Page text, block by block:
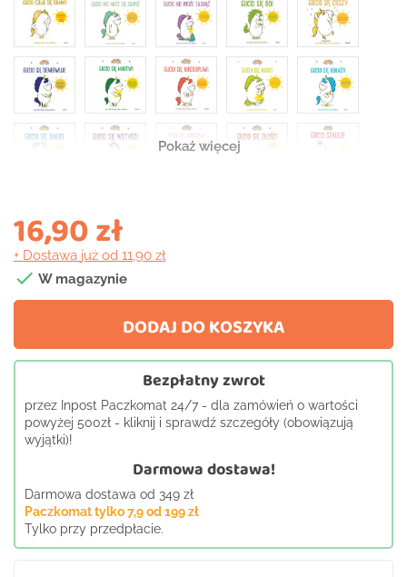
Pokaż więcej
16,90 zł
+ Dostawa już od 11,90 zł
 W magazynie
DODAJ DO KOSZYKA
Bezpłatny zwrot
przez Inpost Paczkomat 24/7 - dla zamówień o wartości
powyżej 500zł - kliknij i sprawdź szczegóły (obowiązują
wyjątki)!
Darmowa dostawa!
Darmowa dostawa od 349 zł
Paczkomat tylko 7,9 od 199 zł
Tylko przy przedpłacie.